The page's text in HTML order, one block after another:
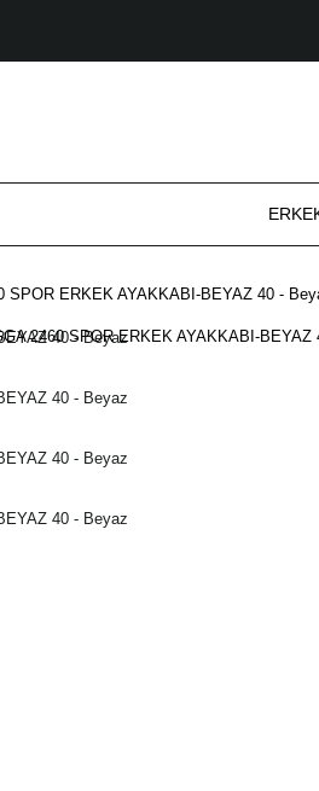
SPOR ERKEK AYAKKABI-BEYAZ 40 -